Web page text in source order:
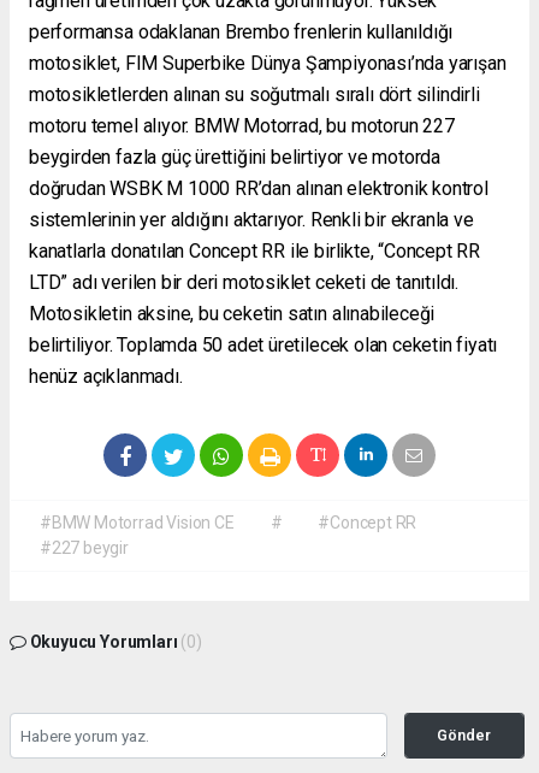
performansa odaklanan Brembo frenlerin kullanıldığı
motosiklet, FIM Superbike Dünya Şampiyonası’nda yarışan
motosikletlerden alınan su soğutmalı sıralı dört silindirli
motoru temel alıyor. BMW Motorrad, bu motorun 227
beygirden fazla güç ürettiğini belirtiyor ve motorda
doğrudan WSBK M 1000 RR’dan alınan elektronik kontrol
sistemlerinin yer aldığını aktarıyor. Renkli bir ekranla ve
kanatlarla donatılan Concept RR ile birlikte, “Concept RR
LTD” adı verilen bir deri motosiklet ceketi de tanıtıldı.
Motosikletin aksine, bu ceketin satın alınabileceği
belirtiliyor. Toplamda 50 adet üretilecek olan ceketin fiyatı
henüz açıklanmadı.
#BMW Motorrad Vision CE #
#Concept RR
#227 beygir
Okuyucu Yorumları (0)
Gönder